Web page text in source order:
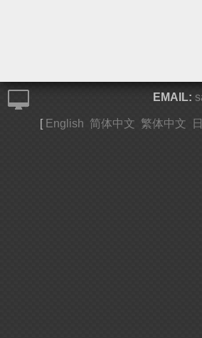
EMAIL:
[ English 简体中文 繁体中文